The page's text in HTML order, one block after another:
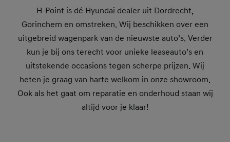
H-Point is dé Hyundai dealer uit Dordrecht,
Gorinchem en omstreken. Wij beschikken over een
uitgebreid wagenpark van de nieuwste auto’s. Verder
kun je bij ons terecht voor unieke leaseauto’s en
uitstekende occasions tegen scherpe prijzen. Wij
heten je graag van harte welkom in onze showroom.
Ook als het gaat om reparatie en onderhoud staan wij
altijd voor je klaar!